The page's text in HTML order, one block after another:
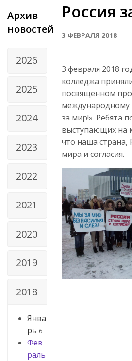
Архив
новостей
2026
2025
2024
2023
2022
2021
2020
2019
2018
Янва
рь 6
Фев
раль
Россия
3 ФЕВРАЛЯ 2018
3 февраля 2018
колледжа
посвященном
международному
за мир!». Ребята
выступающих на
что наша страна,
мира и согласия.